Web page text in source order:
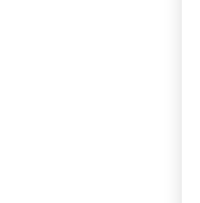
sedili
sistema